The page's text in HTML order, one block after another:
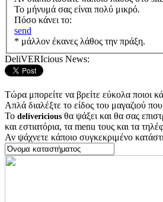
Το μήνυμά σας είναι πολύ μικρό.
Πόσο κάνει το:
send
* μάλλον έκανες λάθος την πράξη.
DeliVERIcious News:
Τώρα μπορείτε να βρείτε εύκολα ποιοι
Απλά διαλέξτε το είδος του μαγαζιού
Το delivericious θα ψάξει και θα σας
και εστιατόρια, τα menu τους και τα
Αν ψάχνετε κάποιο συγκεκριμένο